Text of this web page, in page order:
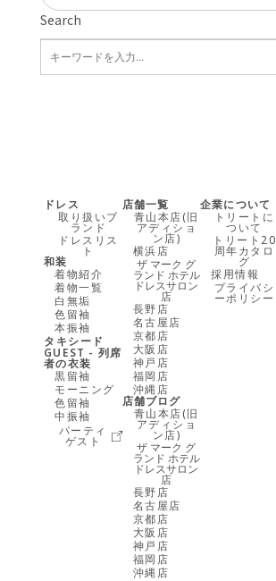
Search
ドレス
取り扱いブ
ランド
ドレスリス
ト
和装
着物紹介
着物一覧
白無垢
色留袖
本振袖
タキシード
GUEST - 列席
者の衣装
黒留袖
モーニング
色留袖
中振袖
パーティ
ゲスト
店舗一覧
青山本店(旧
アディショ
ン店)
横浜店
ザ マーク グ
ランド ホテル
ドレスサロン
店
長野店
名古屋店
京都店
大阪店
神戸店
福岡店
沖縄店
店舗ブログ
青山本店(旧
アディショ
ン店)
ザ マーク グ
ランド ホテル
ドレスサロン
店
長野店
名古屋店
京都店
大阪店
神戸店
福岡店
沖縄店
企業について
トリートに
ついて
トリート20
周年カタロ
グ
採用情報
プライバシ
ーポリシー